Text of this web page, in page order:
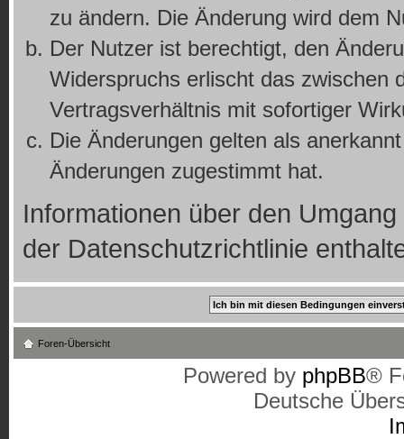
zu ändern. Die Änderung wird dem
Der Nutzer ist berechtigt, den
Widerspruchs erlischt das zwischen
Vertragsverhältnis mit sofortiger
Die Änderungen gelten als
Änderungen zugestimmt hat.
Informationen über den
der Datenschutzrichtlinie
Foren-Übersicht
Powered by phpBB®
Deutsche